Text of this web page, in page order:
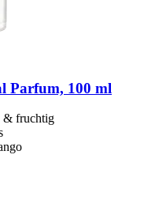
Parfum, 100 ml
& fruchtig